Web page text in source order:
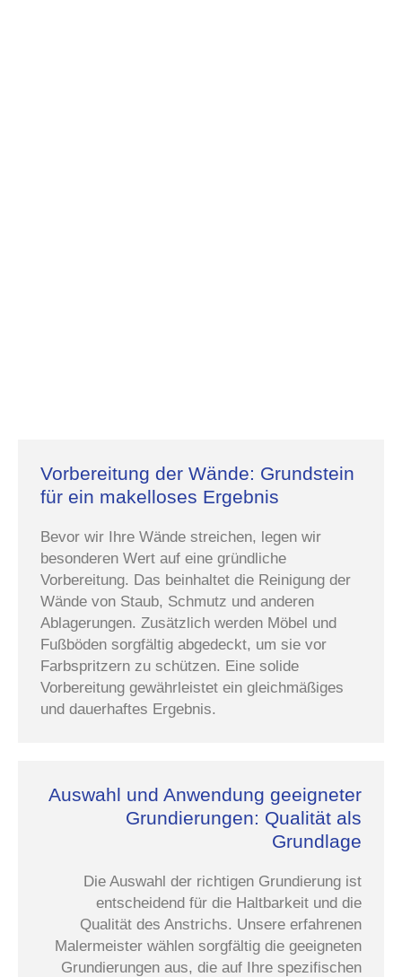
Vorbereitung der Wände: Grundstein
für ein makelloses Ergebnis
Bevor wir Ihre Wände streichen, legen wir
besonderen Wert auf eine gründliche
Vorbereitung. Das beinhaltet die Reinigung der
Wände von Staub, Schmutz und anderen
Ablagerungen. Zusätzlich werden Möbel und
Fußböden sorgfältig abgedeckt, um sie vor
Farbspritzern zu schützen. Eine solide
Vorbereitung gewährleistet ein gleichmäßiges
und dauerhaftes Ergebnis.
Auswahl und Anwendung geeigneter
Grundierungen: Qualität als
Grundlage
Die Auswahl der richtigen Grundierung ist
entscheidend für die Haltbarkeit und die
Qualität des Anstrichs. Unsere erfahrenen
Malermeister wählen sorgfältig die geeigneten
Grundierungen aus, die auf Ihre spezifischen